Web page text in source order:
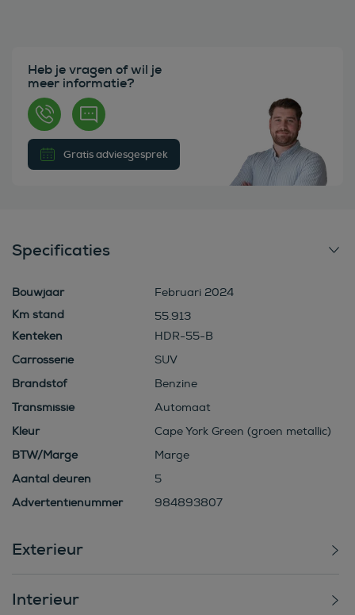
Heb je vragen of wil je
meer informatie?
Gratis adviesgesprek
Specificaties
Bouwjaar
Februari 2024
55.913
Kenteken
HDR-55-B
Carrosserie
SUV
Brandstof
Benzine
Transmissie
Automaat
Kleur
Cape York Green (groen metallic)
BTW/Marge
Marge
Aantal deuren
5
Advertentienummer
984893807
Exterieur
Interieur